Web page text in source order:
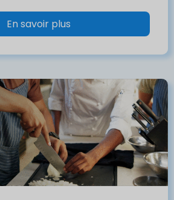
En savoir plus